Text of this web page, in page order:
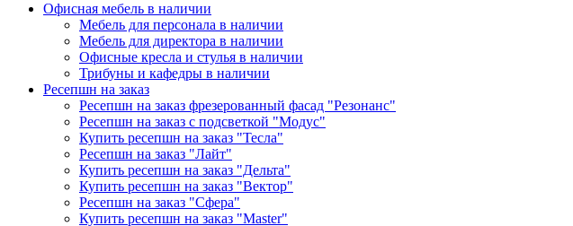
Офисная мебель в наличии
Мебель для персонала в наличии
Мебель для директора в наличии
Офисные кресла и стулья в наличии
Трибуны и кафедры в наличии
Ресепшн на заказ
Ресепшн на заказ фрезерованный фасад "Резонанс"
Ресепшн на заказ с подсветкой "Модус"
Купить ресепшн на заказ "Тесла"
Ресепшн на заказ "Лайт"
Купить ресепшн на заказ "Дельта"
Купить ресепшн на заказ "Вектор"
Ресепшн на заказ "Сфера"
Купить ресепшн на заказ "Master"